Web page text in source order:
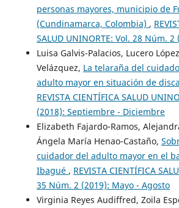
personas mayores, municipio de
(Cundinamarca, Colombia) ,
SALUD UNINORTE: Vol. 28 Núm.
Luisa Galvis-Palacios, Lucero
Velázquez, La telaraña del
adulto mayor en situación de
REVISTA CIENTÍFICA SALUD
(2018): Septiembre - Diciembre
Elizabeth Fajardo-Ramos,
Ángela María Henao-Castaño,
cuidador del adulto mayor en el
Ibagué , REVISTA CIENTÍFICA
35 Núm. 2 (2019): Mayo - Agosto
Virginia Reyes Audiffred, Zoila